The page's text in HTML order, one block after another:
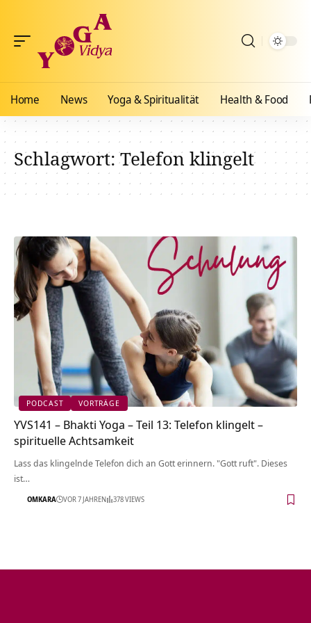
Home News Yoga & Spiritualität Health & Food
Schlagwort:Telefon klingelt
PODCAST VORTRÄGE
YVS141 – Bhakti Yoga – Teil 13: Telefon klingelt –
spirituelle Achtsamkeit
Lass das klingelnde Telefon dich an Gott erinnern. "Gott ruft". Dieses
ist…
OMKARA VOR 7 JAHREN 378 VIEWS